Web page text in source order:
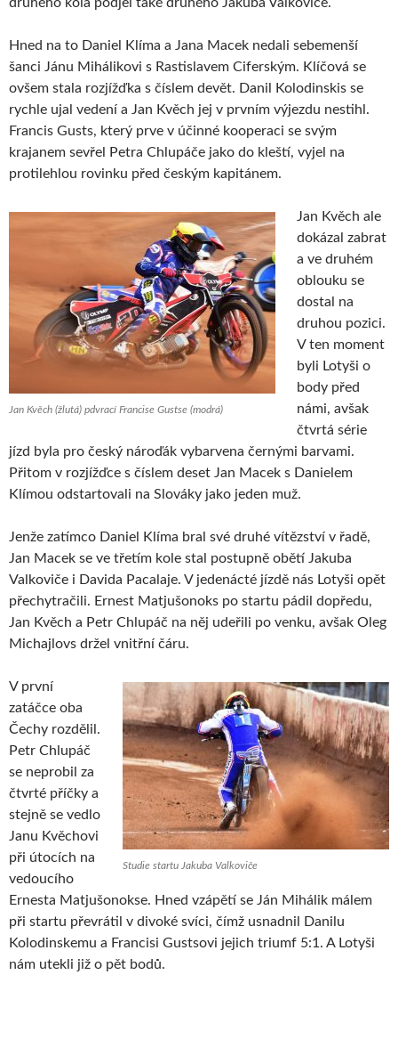
Hned na to Daniel Klíma a Jana Macek nedali sebemenší
šanci Jánu Mihálikovi s Rastislavem Ciferským. Klíčová se
ovšem stala rozjížďka s číslem devět. Danil Kolodinskis se
rychle ujal vedení a Jan Kvěch jej v prvním výjezdu nestihl.
Francis Gusts, který prve v účinné kooperaci se svým
krajanem sevřel Petra Chlupáče jako do kleští, vyjel na
protilehlou rovinku před českým kapitánem.
Jan Kvěch (žlutá) pdvrací Francise Gustse (modrá)
Jan Kvěch ale
dokázal zabrat
a ve druhém
oblouku se
dostal na
druhou pozici.
V ten moment
byli Lotyši o
body před
námi, avšak
čtvrtá série
jízd byla pro český nároďák vybarvena černými barvami.
Přitom v rozjížďce s číslem deset Jan Macek s Danielem
Klímou odstartovali na Slováky jako jeden muž.
Jenže zatímco Daniel Klíma bral své druhé vítězství v řadě,
Jan Macek se ve třetím kole stal postupně obětí Jakuba
Valkoviče i Davida Pacalaje. V jedenácté jízdě nás Lotyši opět
přechytračili. Ernest Matjušonoks po startu pádil dopředu,
Jan Kvěch a Petr Chlupáč na něj udeřili po venku, avšak Oleg
Michajlovs držel vnitřní čáru.
Studie startu Jakuba Valkoviče
V první
zatáčce oba
Čechy rozdělil.
Petr Chlupáč
se neprobil za
čtvrté příčky a
stejně se vedlo
Janu Kvěchovi
při útocích na
vedoucího
Ernesta Matjušonokse. Hned vzápětí se Ján Mihálik málem
při startu převrátil v divoké svíci, čímž usnadnil Danilu
Kolodinskemu a Francisi Gustsovi jejich triumf 5:1. A Lotyši
nám utekli již o pět bodů.